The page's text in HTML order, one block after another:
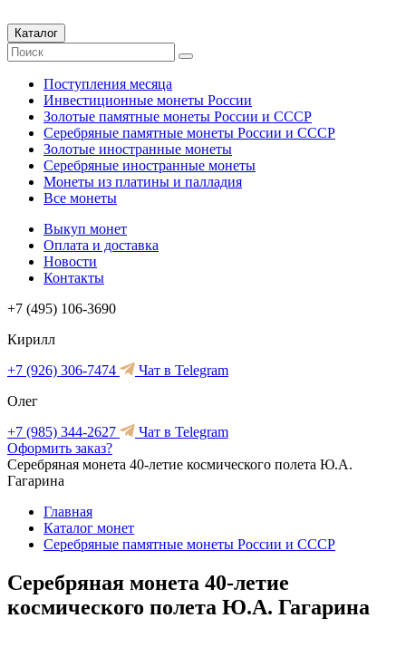
Каталог
Поступления месяца
Инвестиционные монеты России
Золотые памятные монеты России и СССР
Серебряные памятные монеты России и СССР
Золотые иностранные монеты
Серебряные иностранные монеты
Монеты из платины и палладия
Все монеты
Выкуп монет
Оплата и доставка
Новости
Контакты
+7 (495) 106-3690
Кирилл
+7 (926) 306-7474
Чат в Telegram
Олег
+7 (985) 344-2627
Чат в Telegram
Оформить заказ?
Серебряная монета 40-летие космического полета Ю.А.
Гагарина
Главная
Каталог монет
Серебряные памятные монеты России и СССР
Серебряная монета 40-летие
космического полета Ю.А. Гагарина